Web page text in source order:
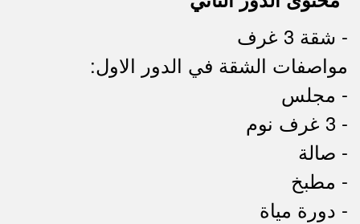
- شقة 3 غرف
مواصفات الشقة في الدور الاول:
- مجلس
- 3 غرف نوم
- صالة
- مطبخ
- دورة مياة